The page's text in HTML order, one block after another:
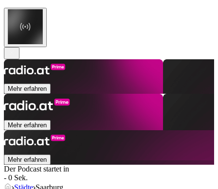
Mehr erfahren
Mehr erfahren
Mehr erfahren
Der Podcast startet in
- 0 Sek.